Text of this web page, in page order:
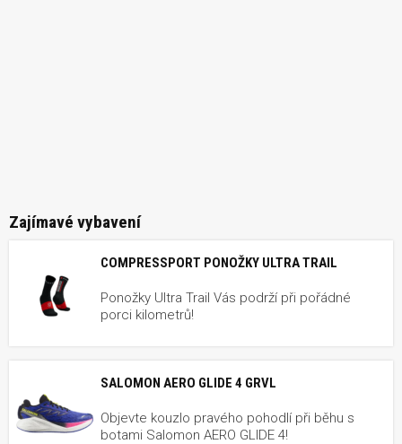
Zajímavé vybavení
COMPRESSPORT PONOŽKY ULTRA TRAIL
Ponožky Ultra Trail Vás podrží při pořádné
porci kilometrů!
SALOMON AERO GLIDE 4 GRVL
Objevte kouzlo pravého pohodlí při běhu s
botami Salomon AERO GLIDE 4!